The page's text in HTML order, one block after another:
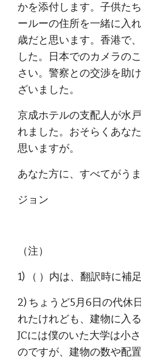
かを添付します。子供た
ールーの住所を一緒に入
歳だと思います。香港で
した。日本でのカメラの
さい。警察との交渉を助
ざいました。
京成ホテルの支配人が水
れました。おそらくあな
思いますが。
あなた方に、すべてがう
ジョン
（注）
1) （ ）内は、翻訳時に補
2) ちょうど5月6日の代休
れたけれども、建物に入
JCには僕のいた大学は小
のですが、建物の数や配